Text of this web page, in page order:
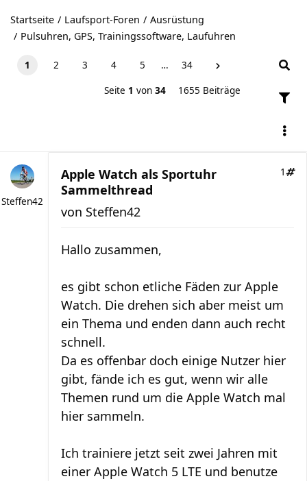
Startseite Laufsport-Foren
Ausrüstung
Pulsuhren, GPS, Trainingssoftware, Laufuhren
1 2 3 4 5 … 34
Seite 1 von 34 1655 Beiträge
Steffen42
Apple Watch als Sportuhr
Sammelthread
1
von Steffen42
Hallo zusammen,
es gibt schon etliche Fäden zur Apple
Watch. Die drehen sich aber meist um
ein Thema und enden dann auch recht
schnell.
Da es offenbar doch einige Nutzer hier
gibt, fände ich es gut, wenn wir alle
Themen rund um die Apple Watch mal
hier sammeln.
Ich trainiere jetzt seit zwei Jahren mit
einer Apple Watch 5 LTE und benutze